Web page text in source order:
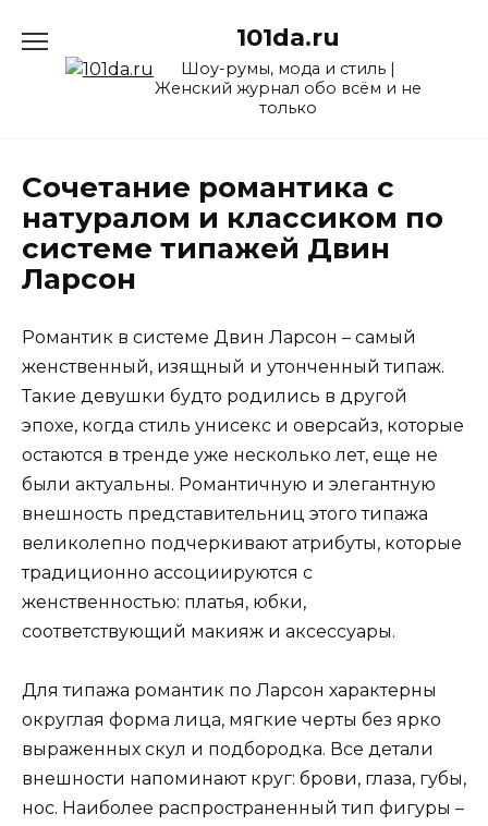
содержанию
101da.ru
Шоу-румы, мода и стиль |
Женский журнал обо всём и не
только
Сочетание романтика с
натуралом и классиком по
системе типажей Двин
Ларсон
Романтик в системе Двин Ларсон – самый
женственный, изящный и утонченный типаж.
Такие девушки будто родились в другой
эпохе, когда стиль унисекс и оверсайз, которые
остаются в тренде уже несколько лет, еще не
были актуальны. Романтичную и элегантную
внешность представительниц этого типажа
великолепно подчеркивают атрибуты, которые
традиционно ассоциируются с
женственностью: платья, юбки,
соответствующий макияж и аксессуары.
Для типажа романтик по Ларсон характерны
округлая форма лица, мягкие черты без ярко
выраженных скул и подбородка. Все детали
внешности напоминают круг: брови, глаза, губы,
нос. Наиболее распространенный тип фигуры –